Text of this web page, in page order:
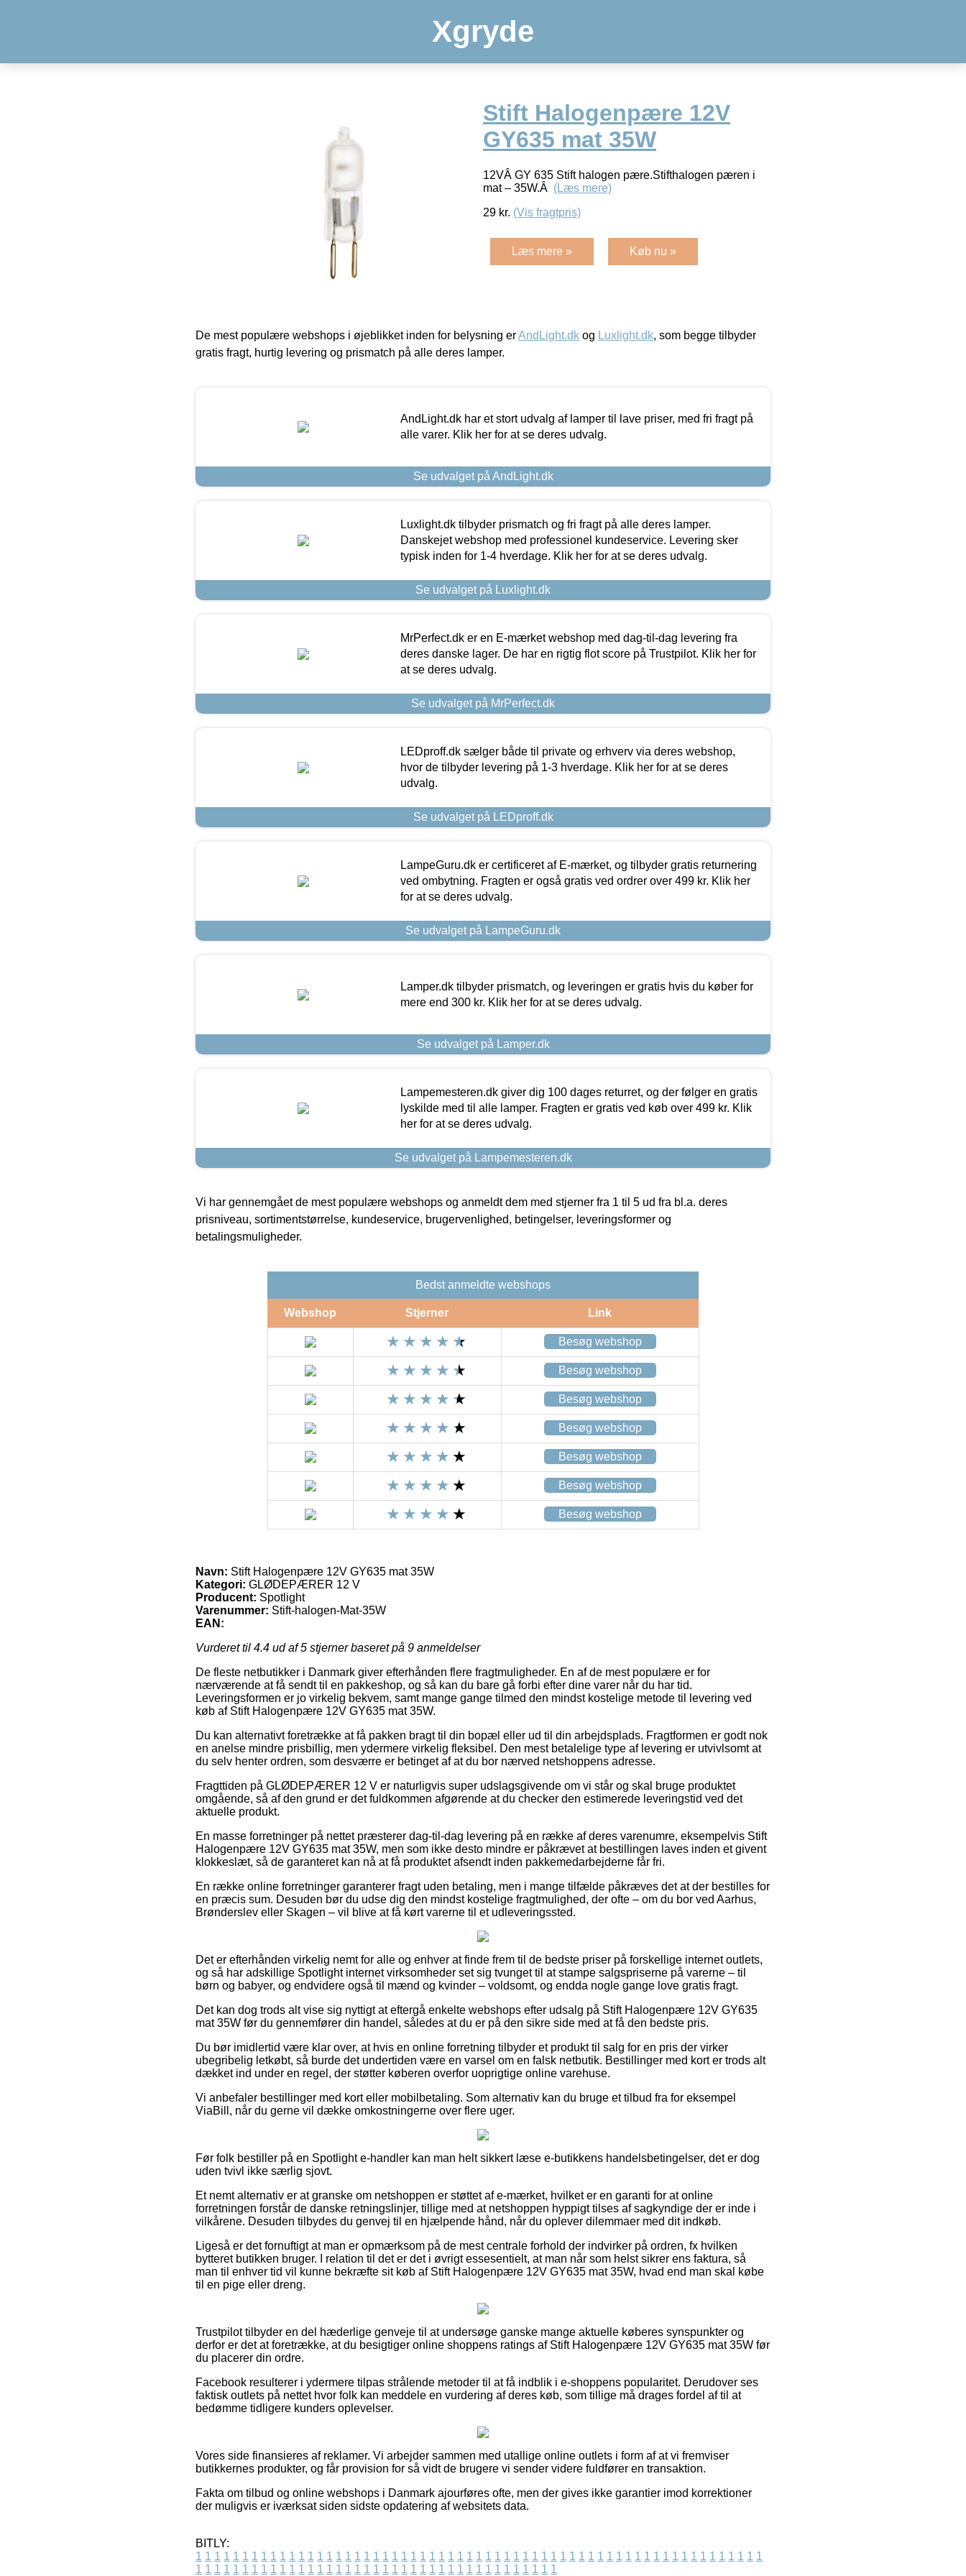
Xgryde
Stift Halogenpære 12V
GY635 mat 35W
12VÂ GY 635 Stift halogen pære.Stifthalogen pæren i
mat – 35W.Â (Læs mere)
29 kr. (Vis fragtpris)
Læs mere » Køb nu »
De mest populære webshops i øjeblikket inden for belysning erAndLight.dk og Luxlight.dk, som begge tilbyder
gratis fragt, hurtig levering og prismatch på alle deres lamper.
AndLight.dk har et stort udvalg af lamper til lave priser, med fri fragt på
alle varer. Klik her for at se deres udvalg.
Se udvalget på AndLight.dk
Luxlight.dk tilbyder prismatch og fri fragt på alle deres lamper.
Danskejet webshop med professionel kundeservice. Levering sker
typisk inden for 1-4 hverdage. Klik her for at se deres udvalg.
Se udvalget på Luxlight.dk
MrPerfect.dk er en E-mærket webshop med dag-til-dag levering fra
deres danske lager. De har en rigtig flot score på Trustpilot. Klik her for
at se deres udvalg.
Se udvalget på MrPerfect.dk
LEDproff.dk sælger både til private og erhverv via deres webshop,
hvor de tilbyder levering på 1-3 hverdage. Klik her for at se deres
udvalg.
Se udvalget på LEDproff.dk
LampeGuru.dk er certificeret af E-mærket, og tilbyder gratis returnering
ved ombytning. Fragten er også gratis ved ordrer over 499 kr. Klik her
for at se deres udvalg.
Se udvalget på LampeGuru.dk
Lamper.dk tilbyder prismatch, og leveringen er gratis hvis du køber for
mere end 300 kr. Klik her for at se deres udvalg.
Se udvalget på Lamper.dk
Lampemesteren.dk giver dig 100 dages returret, og der følger en gratis
lyskilde med til alle lamper. Fragten er gratis ved køb over 499 kr. Klik
her for at se deres udvalg.
Se udvalget på Lampemesteren.dk
Vi har gennemgået de mest populære webshops og anmeldt dem med stjerner fra 1 til 5 ud fra bl.a. deres
prisniveau, sortimentstørrelse, kundeservice, brugervenlighed, betingelser, leveringsformer og
betalingsmuligheder.
Bedst anmeldte webshops
Webshop Stjerner Link
Besøg webshop
Besøg webshop
Besøg webshop
Besøg webshop
Besøg webshop
Besøg webshop
Besøg webshop
Navn: Stift Halogenpære 12V GY635 mat 35W
Kategori: GLØDEPÆRER 12 V
Producent: Spotlight
Varenummer: Stift-halogen-Mat-35W
EAN:
Vurderet til 4.4 ud af 5 stjerner baseret på 9 anmeldelser
De fleste netbutikker i Danmark giver efterhånden flere fragtmuligheder. En af de mest populære er for
nærværende at få sendt til en pakkeshop, og så kan du bare gå forbi efter dine varer når du har tid.
Leveringsformen er jo virkelig bekvem, samt mange gange tilmed den mindst kostelige metode til levering ved
køb af Stift Halogenpære 12V GY635 mat 35W.
Du kan alternativt foretrække at få pakken bragt til din bopæl eller ud til din arbejdsplads. Fragtformen er godt nok
en anelse mindre prisbillig, men ydermere virkelig fleksibel. Den mest betalelige type af levering er utvivlsomt at
du selv henter ordren, som desværre er betinget af at du bor nærved netshoppens adresse.
Fragttiden på GLØDEPÆRER 12 V er naturligvis super udslagsgivende om vi står og skal bruge produktet
omgående, så af den grund er det fuldkommen afgørende at du checker den estimerede leveringstid ved det
aktuelle produkt.
En masse forretninger på nettet præsterer dag-til-dag levering på en række af deres varenumre, eksempelvis Stift
Halogenpære 12V GY635 mat 35W, men som ikke desto mindre er påkrævet at bestillingen laves inden et givent
klokkeslæt, så de garanteret kan nå at få produktet afsendt inden pakkemedarbejderne får fri.
En række online forretninger garanterer fragt uden betaling, men i mange tilfælde påkræves det at der bestilles for
en præcis sum. Desuden bør du udse dig den mindst kostelige fragtmulighed, der ofte – om du bor ved Aarhus,
Brønderslev eller Skagen – vil blive at få kørt varerne til et udleveringssted.
Det er efterhånden virkelig nemt for alle og enhver at finde frem til de bedste priser på forskellige internet outlets,
og så har adskillige Spotlight internet virksomheder set sig tvunget til at stampe salgspriserne på varerne – til
børn og babyer, og endvidere også til mænd og kvinder – voldsomt, og endda nogle gange love gratis fragt.
Det kan dog trods alt vise sig nyttigt at eftergå enkelte webshops efter udsalg på Stift Halogenpære 12V GY635
mat 35W før du gennemfører din handel, således at du er på den sikre side med at få den bedste pris.
Du bør imidlertid være klar over, at hvis en online forretning tilbyder et produkt til salg for en pris der virker
ubegribelig letkøbt, så burde det undertiden være en varsel om en falsk netbutik. Bestillinger med kort er trods alt
dækket ind under en regel, der støtter køberen overfor uoprigtige online varehuse.
Vi anbefaler bestillinger med kort eller mobilbetaling. Som alternativ kan du bruge et tilbud fra for eksempel
ViaBill, når du gerne vil dække omkostningerne over flere uger.
Før folk bestiller på en Spotlight e-handler kan man helt sikkert læse e-butikkens handelsbetingelser, det er dog
uden tvivl ikke særlig sjovt.
Et nemt alternativ er at granske om netshoppen er støttet af e-mærket, hvilket er en garanti for at online
forretningen forstår de danske retningslinjer, tillige med at netshoppen hyppigt tilses af sagkyndige der er inde i
vilkårene. Desuden tilbydes du genvej til en hjælpende hånd, når du oplever dilemmaer med dit indkøb.
Ligeså er det fornuftigt at man er opmærksom på de mest centrale forhold der indvirker på ordren, fx hvilken
bytteret butikken bruger. I relation til det er det i øvrigt essesentielt, at man når som helst sikrer ens faktura, så
man til enhver tid vil kunne bekræfte sit køb af Stift Halogenpære 12V GY635 mat 35W, hvad end man skal købe
til en pige eller dreng.
Trustpilot tilbyder en del hæderlige genveje til at undersøge ganske mange aktuelle køberes synspunkter og
derfor er det at foretrække, at du besigtiger online shoppens ratings af Stift Halogenpære 12V GY635 mat 35W før
du placerer din ordre.
Facebook resulterer i ydermere tilpas strålende metoder til at få indblik i e-shoppens popularitet. Derudover ses
faktisk outlets på nettet hvor folk kan meddele en vurdering af deres køb, som tillige må drages fordel af til at
bedømme tidligere kunders oplevelser.
Vores side finansieres af reklamer. Vi arbejder sammen med utallige online outlets i form af at vi fremviser
butikkernes produkter, og får provision for så vidt de brugere vi sender videre fuldfører en transaktion.
Fakta om tilbud og online webshops i Danmark ajourføres ofte, men der gives ikke garantier imod korrektioner
der muligvis er iværksat siden sidste opdatering af websitets data.
BITLY:
1 1 1 1 1 1 1 1 1 1 1 1 1 1 1 1 1 1 1 1 1 1 1 1 1 1 1 1 1 1 1 1 1 1 1 1 1 1 1 1 1 1 1 1 1 1 1 1 1 1 1 1 1 1 1 1 1 1 1 1 1
1 1 1 1 1 1 1 1 1 1 1 1 1 1 1 1 1 1 1 1 1 1 1 1 1 1 1 1 1 1 1 1 1 1 1 1 1 1 1